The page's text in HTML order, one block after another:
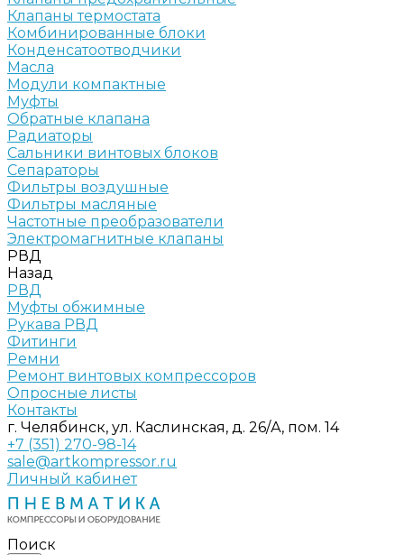
Клапаны термостата
Комбинированные блоки
Конденсатоотводчики
Масла
Модули компактные
Муфты
Обратные клапана
Радиаторы
Сальники винтовых блоков
Сепараторы
Фильтры воздушные
Фильтры масляные
Частотные преобразователи
Электромагнитные клапаны
РВД
Назад
РВД
Муфты обжимные
Рукава РВД
Фитинги
Ремни
Ремонт винтовых компрессоров
Опросные листы
Контакты
г. Челябинск, ул. Каслинская, д. 26/А, пом. 14
+7 (351) 270-98-14
sale@artkompressor.ru
Личный кабинет
Поиск